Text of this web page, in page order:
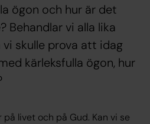
ögon och hur är det
Behandlar vi alla lika
skulle prova att idag
kärleksfulla ögon, hur
livet och på Gud. Kan vi se